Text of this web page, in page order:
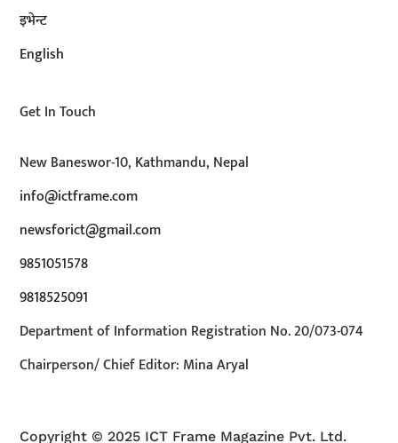
इभेन्ट
English
Get In Touch
New Baneswor-10, Kathmandu, Nepal
info@ictframe.com
newsforict@gmail.com
9851051578
9818525091
Department of Information Registration No. 20/073-074
Chairperson/ Chief Editor: Mina Aryal
Copyright © 2025 ICT Frame Magazine Pvt. Ltd.